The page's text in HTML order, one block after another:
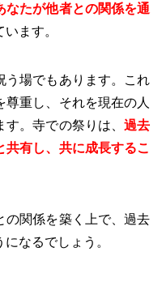
なたが他者との関係を通
ます。
う場でもあります。これ
重し、それを現在の人
。寺での祭りは、 過去
有し、共に成長するこ
の関係を築く上で、過去
なるでしょう。